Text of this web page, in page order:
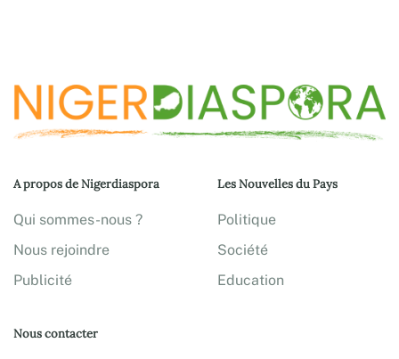
A propos de Nigerdiaspora
Qui sommes-nous ?
Nous rejoindre
Publicité
Les Nouvelles du Pays
Politique
Société
Education
Nous contacter